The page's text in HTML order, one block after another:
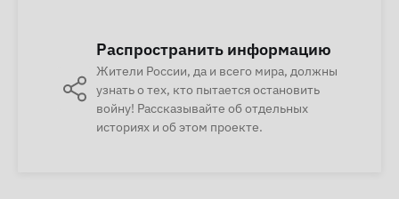
Распространить информацию
Жители России, да и всего мира, должны
узнать о тех, кто пытается остановить
войну! Рассказывайте об отдельных
историях и об этом проекте.